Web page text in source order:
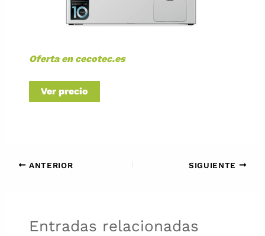
Oferta en cecotec.es
Ver precio
ANTERIOR SIGUIENTE
Entradas relacionadas